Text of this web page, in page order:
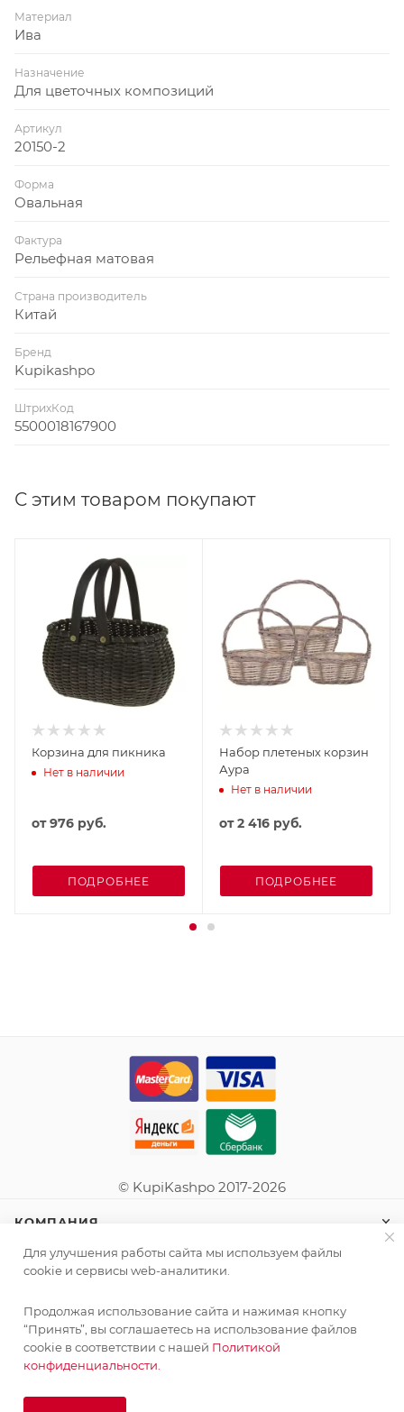
Материал
Ива
Назначение
Для цветочных композиций
Артикул
20150-2
Форма
Овальная
Фактура
Рельефная матовая
Страна производитель
Китай
Бренд
Kupikashpo
ШтрихКод
5500018167900
С этим товаром покупают
Корзина для пикника
Нет в наличии
от976 руб.
ПОДРОБНЕЕ
Набор плетеных корзин
Аура
Нет в наличии
от2 416 руб.
ПОДРОБНЕЕ
© KupiKashpo 2017-2026
КОМПАНИЯ
ИНФОРМАЦИЯ
ПОМОЩЬ
ПОДПИСАТЬСЯ НА РАССЫЛКУ
Для улучшения работы сайта мы используем файлы
cookie и сервисы web-аналитики.
Продолжая использование сайта и нажимая кнопку
“Принять”, вы соглашаетесь на использование файлов
cookie в соответствии с нашей Политикой
конфиденциальности.